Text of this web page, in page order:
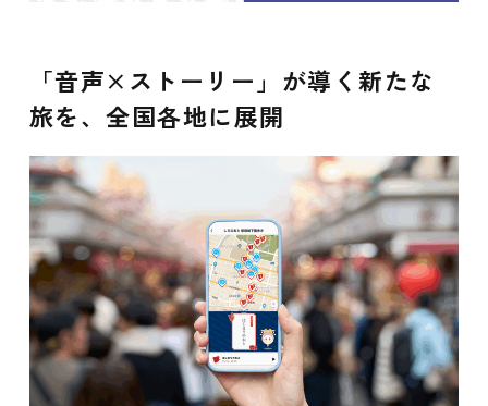
「音声×ストーリー」が導く新たな
旅を、全国各地に展開